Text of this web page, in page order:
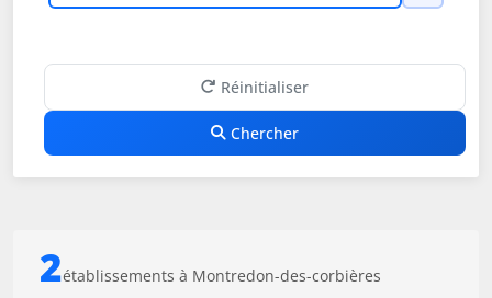
Réinitialiser
Chercher
2établissements à Montredon-des-corbières